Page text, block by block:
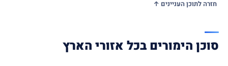
חזרה לתוכן העניינים ↑
סוכן הימורים בכל אזורי הארץ